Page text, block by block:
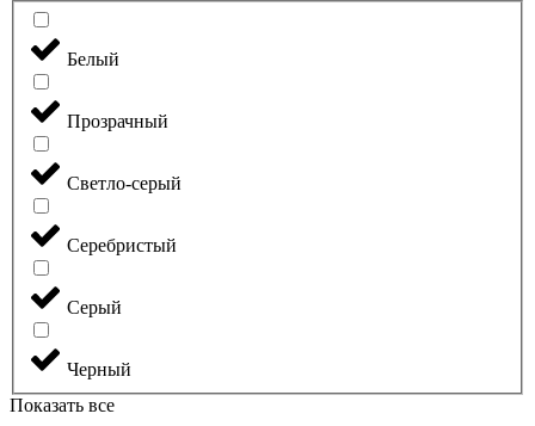
Белый
Прозрачный
Светло-серый
Серебристый
Серый
Черный
Показать все